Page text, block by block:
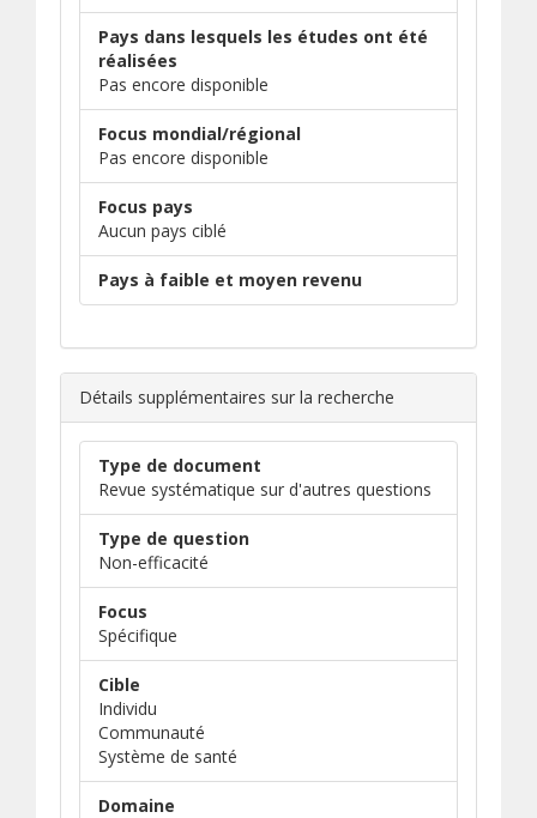
Pays dans lesquels les études ont été
réalisées
Pas encore disponible
Focus mondial/régional
Pas encore disponible
Focus pays
Aucun pays ciblé
Pays à faible et moyen revenu
Détails supplémentaires sur la recherche
Type de document
Revue systématique sur d'autres questions
Type de question
Non-efficacité
Focus
Spécifique
Cible
Individu
Communauté
Système de santé
Domaine